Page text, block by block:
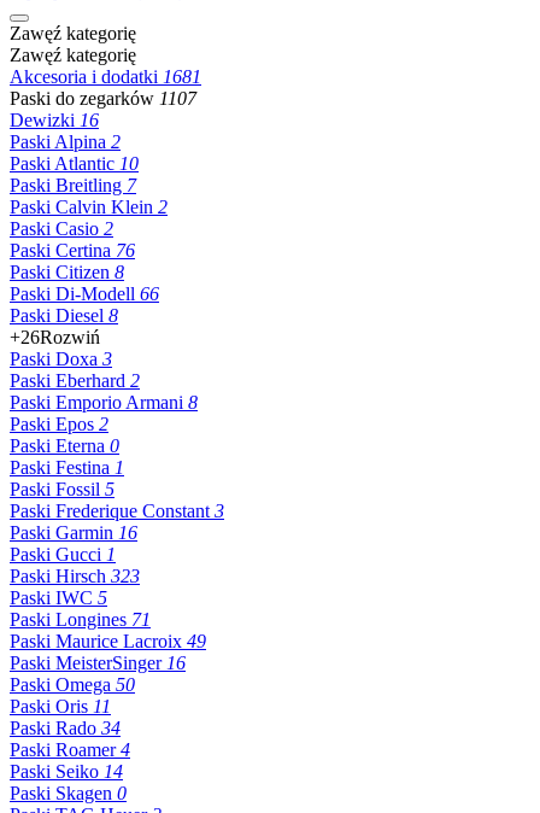
Zawęź kategorię
Zawęź kategorię
Akcesoria i dodatki 1681
Paski do zegarków 1107
Dewizki 16
Paski Alpina 2
Paski Atlantic 10
Paski Breitling 7
Paski Calvin Klein 2
Paski Casio 2
Paski Certina 76
Paski Citizen 8
Paski Di-Modell 66
Paski Diesel 8
+26Rozwiń
Paski Doxa 3
Paski Eberhard 2
Paski Emporio Armani 8
Paski Epos 2
Paski Eterna 0
Paski Festina 1
Paski Fossil 5
Paski Frederique Constant 3
Paski Garmin 16
Paski Gucci 1
Paski Hirsch 323
Paski IWC 5
Paski Longines 71
Paski Maurice Lacroix 49
Paski MeisterSinger 16
Paski Omega 50
Paski Oris 11
Paski Rado 34
Paski Roamer4
Paski Seiko 14
Paski Skagen 0